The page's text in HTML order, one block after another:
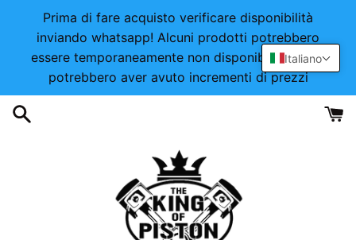
Italiano
direttamente
Prima di fare acquisto verificare disponibilità
inviando whatsapp! Alcuni prodotti potrebbero
essere temporaneamente non disponibili o alcuni
potrebbero aver avuto incrementi di prezzi